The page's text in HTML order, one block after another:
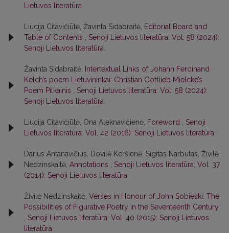
Lietuvos literatūra
Liucija Citavičiūtė, Žavinta Sidabraitė, Editorial Board and
Table of Contents
Senoji Lietuvos literatūra: Vol. 58 (2024):
Senoji Lietuvos literatūra
Žavinta Sidabraitė,
Intertextual Links of Johann Ferdinand
Kelch’s poem Lietuvininkai: Christian Gottlieb Mielcke’s
Poem Pilkainis
Senoji Lietuvos literatūra: Vol. 58 (2024):
Senoji Lietuvos literatūra
Liucija Citavičiūtė, Ona Aleknavičienė, Foreword
Senoji
Lietuvos literatūra: Vol. 42 (2016): Senoji Lietuvos literatūra
Darius Antanavičius, Dovilė Keršienė, Sigitas Narbutas, Živilė
Nedzinskaitė, Annotations
Senoji Lietuvos literatūra: Vol. 37
(2014): Senoji Lietuvos literatūra
Živilė Nedzinskaitė, Verses in Honour of John Sobieski: The
Possibilities of Figurative Poetry in the Seventeenth Century
Senoji Lietuvos literatūra: Vol. 40 (2015): Senoji Lietuvos
literatūra